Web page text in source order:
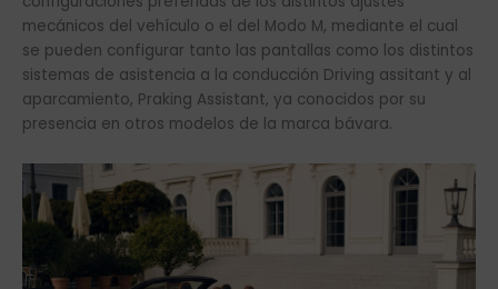
mecánicos del vehículo o el del Modo M, mediante el cual
se pueden configurar tanto las pantallas como los distintos
sistemas de asistencia a la conducción Driving assitant y al
aparcamiento, Praking Assistant, ya conocidos por su
presencia en otros modelos de la marca bávara.